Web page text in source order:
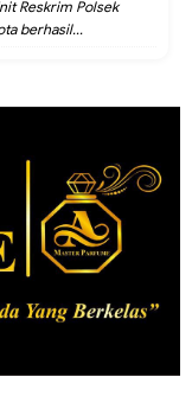
Reskrim Polsek
berhasil...